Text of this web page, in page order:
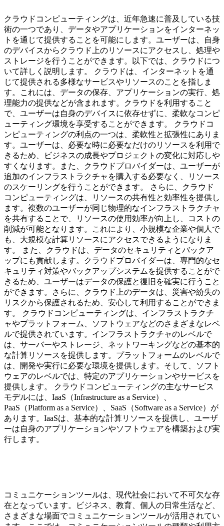
クラウドコンピューティングは、近年急速に普及している技
術の一つであり、データやアプリケーションをインターネッ
トを通じて提供することを可能にします。ユーザーは、自身
のデバイスからクラウド上のリソースにアクセスし、処理や
ストレージを行うことができます。以下では、クラウドにつ
いて詳しく説明します。 クラウドは、インターネットを通
じて提供される多様なサービスやリソースのことを指しま
す。これには、データの保存、アプリケーションの実行、処
理能力の提供などが含まれます。クラウドを利用すること
で、ユーザーは自身のデバイスに依存せずに、柔軟なコンピ
ューティング環境を享受することができます。 クラウドコ
ンピューティングの利点の一つは、柔軟性と拡張性にありま
す。ユーザーは、必要な時に必要なだけのリソースを利用で
きるため、ビジネスの成長やプロジェクトの変化に対応しや
すくなります。また、クラウドプロバイダーは、ユーザーが
追加のインフラストラクチャを購入する必要なく、リソース
のスケーリングを行うことができます。 さらに、クラウド
コンピューティングは、リソースの共有性と効率性を提供し
ます。複数のユーザーが同じ物理的なインフラストラクチャ
を共有することで、リソースの使用効率が向上し、コストの
削減が可能となります。これにより、小規模な企業や個人で
も、大規模な計算リソースにアクセスできるようになりま
す。 また、クラウドは、データのセキュリティとバックア
ップにも貢献します。クラウドプロバイダーは、専門的なセ
キュリティ対策やバックアップシステムを提供することがで
きるため、ユーザーはデータの保護と復旧を確実に行うこと
ができます。さらに、クラウド上のデータは、災害や紛失の
リスクから保護されるため、安心して利用することができま
す。 クラウドコンピューティングは、インフラストラクチ
ャやプラットフォーム、ソフトウェアなどのさまざまなレベ
ルで提供されています。インフラストラクチャのレベルで
は、サーバーやストレージ、ネットワーキングなどの基本的
な計算リソースを提供します。プラットフォームのレベルで
は、開発や実行に必要な環境を提供します。そして、ソフト
ウェアのレベルでは、特定のアプリケーションやサービスを
提供します。 クラウドコンピューティングの主なサービス
モデルには、IaaS（Infrastructure as a Service）、
PaaS（Platform as a Service）、SaaS（Software as a Service）が
あります。IaaSは、基本的な計算リソースを提供し、ユーザ
ーは自身のアプリケーションやソフトウェアを構築および実
行します。
コミュニケーションツールは、現代社会において不可欠な存
在となっています。ビジネス、教育、個人の日常生活など、
さまざまな場面でコミュニケーションツールが活用されてい